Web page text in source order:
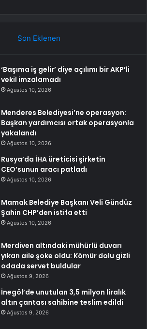
Son Eklenen
‘Başıma iş gelir’ diye açılımı bir AKP’li
vekil imzalamadı
Ağustos 10, 2026
Menderes Belediyesi’ne operasyon:
Başkan yardımcısı ortak operasyonla
yakalandı
Ağustos 10, 2026
Rusya’da İHA üreticisi şirketin
CEO’sunun aracı patladı
Ağustos 10, 2026
Mamak Belediye Başkanı Veli Gündüz
Şahin CHP’den istifa etti
Ağustos 10, 2026
Merdiven altındaki mühürlü duvarı
yıkan aile şoke oldu: Kömür dolu gizli
odada servet buldular
Ağustos 9, 2026
İnegöl’de unutulan 3,5 milyon liralık
altın çantası sahibine teslim edildi
Ağustos 9, 2026